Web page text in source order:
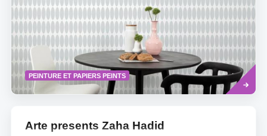
PEINTURE ET PAPIERS PEINTS
Read
more
Arte presents Zaha Hadid